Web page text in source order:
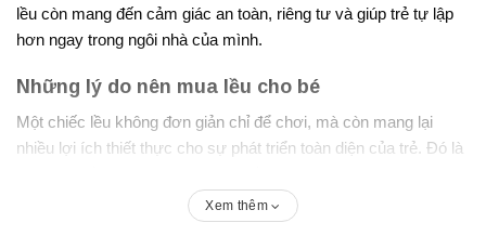
lều còn mang đến cảm giác an toàn, riêng tư và giúp trẻ tự lập
hơn ngay trong ngôi nhà của mình.
Những lý do nên mua lều cho bé
Một chiếc lều không đơn giản chỉ để chơi, mà còn mang lại
nhiều lợi ích thiết thực cho sự phát triển toàn diện của trẻ. Đó là
Xem thêm